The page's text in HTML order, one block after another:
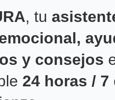
, tu
y consejos
24 horas / 7